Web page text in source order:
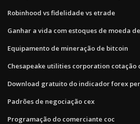
Robinhood vs fidelidade vs etrade
Ganhar a vida com estoques de moeda
Equipamento de mineração de bitcoin
Chesapeake utilities corporation cotação
Download gratuito do indicador forex
Padrões de negociação cex
Programação do comerciante coc